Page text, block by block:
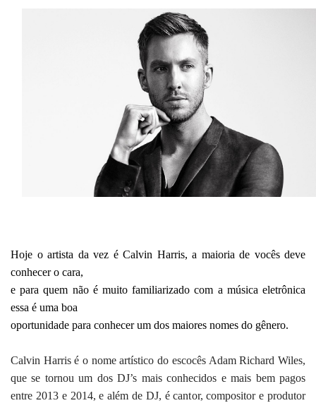
Hoje o artista da vez é Calvin Harris, a maioria de vocês deve
conhecer o cara,
e para quem não é muito familiarizado com a música eletrônica
essa é uma boa
oportunidade para conhecer um dos maiores nomes do gênero.
Calvin Harris é o nome artístico do escocês Adam Richard Wiles,
que se tornou um dos DJ’s mais conhecidos e mais bem pagos
entre 2013 e 2014, e além de DJ, é cantor, compositor e produtor